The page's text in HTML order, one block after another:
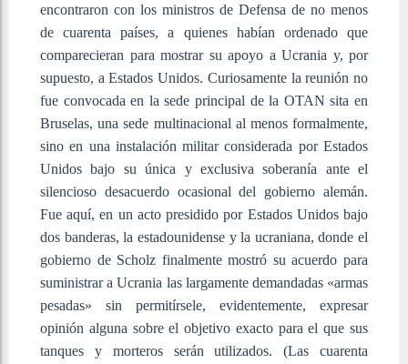
encontraron con los ministros de Defensa de no menos
de cuarenta países, a quienes habían ordenado que
comparecieran para mostrar su apoyo a Ucrania y, por
supuesto, a Estados Unidos. Curiosamente la reunión no
fue convocada en la sede principal de la OTAN sita en
Bruselas, una sede multinacional al menos formalmente,
sino en una instalación militar considerada por Estados
Unidos bajo su única y exclusiva soberanía ante el
silencioso desacuerdo ocasional del gobierno alemán.
Fue aquí, en un acto presidido por Estados Unidos bajo
dos banderas, la estadounidense y la ucraniana, donde el
gobierno de Scholz finalmente mostró su acuerdo para
suministrar a Ucrania las largamente demandadas «armas
pesadas» sin permitírsele, evidentemente, expresar
opinión alguna sobre el objetivo exacto para el que sus
tanques y morteros serán utilizados. (Las cuarenta